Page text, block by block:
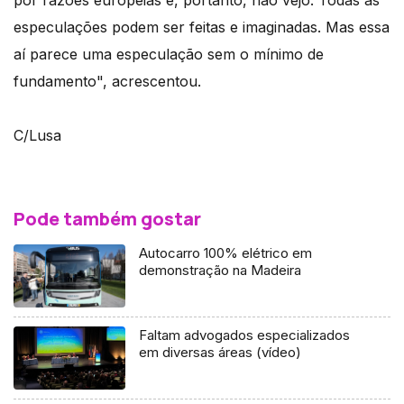
especulações podem ser feitas e imaginadas. Mas essa
aí parece uma especulação sem o mínimo de
fundamento", acrescentou.
C/Lusa
Pode também gostar
Autocarro 100% elétrico em
demonstração na Madeira
Faltam advogados especializados
em diversas áreas (vídeo)